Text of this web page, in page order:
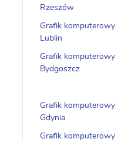
Rzeszów
Grafik komputerowy
Lublin
Grafik komputerowy
Bydgoszcz
Grafik komputerowy
Gdynia
Grafik komputerowy